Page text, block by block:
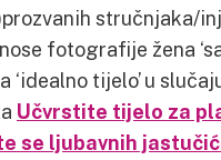
stručnjaka/
fotografije žena
‘idealno tijelo’ u
Učvrstite tijelo za
se ljubavnih